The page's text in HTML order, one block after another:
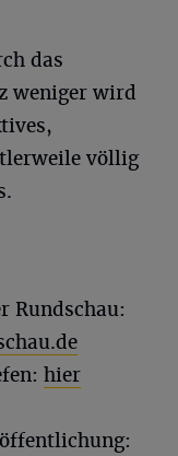
das
weniger wird
völlig
Rundschau:
hier